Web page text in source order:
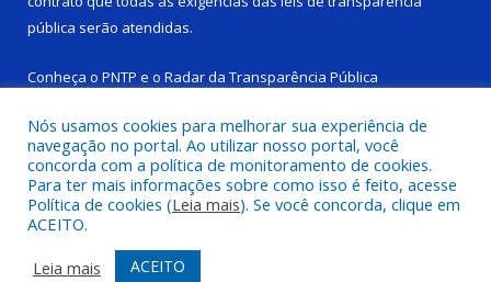
pública serão atendidas.
Conheça o PNTP e o Radar da Transparência Pública
Todos os direitos reservados a Câmara Municipal de Ponta de
Pedras.
Mapa do Site
Acessar Área Administrativa
Nós usamos cookies para melhorar sua experiência de
navegação no portal. Ao utilizar nosso portal, você
concorda com a política de monitoramento de cookies.
Para ter mais informações sobre como isso é feito, acesse
Política de cookies (Leia mais). Se você concorda, clique em
ACEITO.
Leia mais
ACEITO